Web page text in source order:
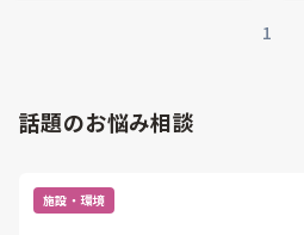
1
話題のお悩み相談
施設・環境